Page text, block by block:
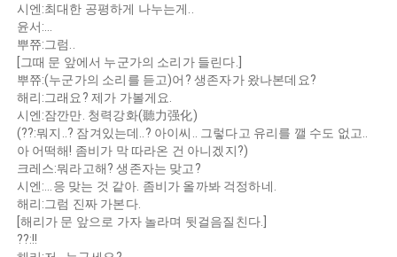
시엔:최대한 공평하게 나누는게..
윤서:...
뿌쮸:그럼..
[그때 문 앞에서 누군가의 소리가 들린다.]
뿌쮸:(누군가의 소리를 듣고)어? 생존자가 왔나본데요?
해리:그래요? 제가 가볼게요.
시엔:잠깐만. 청력강화(聽力强化)
(??:뭐지..? 잠겨있는데..? 아이씨.. 그렇다고 유리를 깰 수도 없고..
아 어떡해! 좀비가 막 따라온 건 아니겠지?)
크레스:뭐라고해? 생존자는 맞고?
시엔:...응 맞는 것 같아. 좀비가 올까봐 걱정하네.
해리:그럼 진짜 가본다.
[해리가 문 앞으로 가자 놀라며 뒷걸음질친다.]
??:!!